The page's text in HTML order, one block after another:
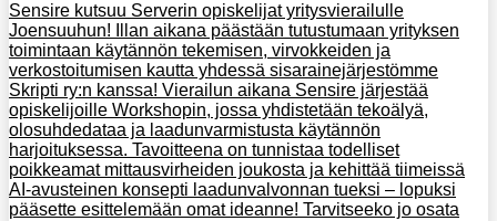
Sensire kutsuu Serverin opiskelijat yritysvierailulle
Joensuuhun! Illan aikana päästään tutustumaan yrityksen
toimintaan käytännön tekemisen, virvokkeiden ja
verkostoitumisen kautta yhdessä sisarainejärjestömme
Skripti ry:n kanssa! Vierailun aikana Sensire järjestää
opiskelijoille Workshopin, jossa yhdistetään tekoälyä,
olosuhdedataa ja laadunvarmistusta käytännön
harjoituksessa. Tavoitteena on tunnistaa todelliset
poikkeamat mittausvirheiden joukosta ja kehittää tiimeissä
AI-avusteinen konsepti laadunvalvonnan tueksi – lopuksi
pääsette esittelemään omat ideanne! Tarvitseeko jo osata